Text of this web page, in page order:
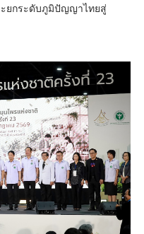
ะยกระดับภูมิปัญญาไทยสู่